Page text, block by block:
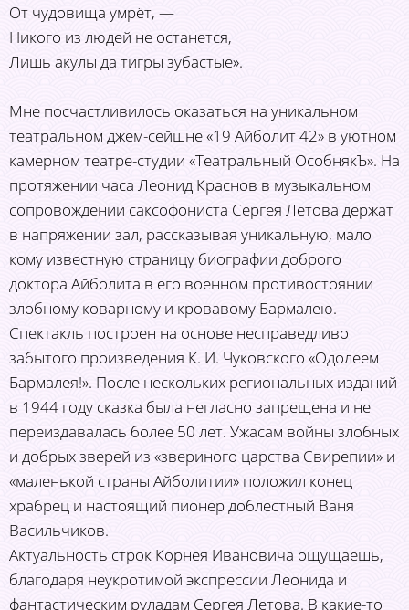
От чудовища умрёт, —
Никого из людей не останется,
Лишь акулы да тигры зубастые».
Мне посчастливилось оказаться на уникальном
театральном джем-сейшне «19 Айболит 42» в уютном
камерном театре-студии «Театральный ОсобнякЪ». На
протяжении часа Леонид Краснов в музыкальном
сопровождении саксофониста Сергея Летова держат
в напряжении зал, рассказывая уникальную, мало
кому известную страницу биографии доброго
доктора Айболита в его военном противостоянии
злобному коварному и кровавому Бармалею.
Спектакль построен на основе несправедливо
забытого произведения К. И. Чуковского «Одолеем
Бармалея!». После нескольких региональных изданий
в 1944 году сказка была негласно запрещена и не
переиздавалась более 50 лет. Ужасам войны злобных
и добрых зверей из «звериного царства Свирепии» и
«маленькой страны Айболитии» положил конец
храбрец и настоящий пионер доблестный Ваня
Васильчиков.
Актуальность строк Корнея Ивановича ощущаешь,
благодаря неукротимой экспрессии Леонида и
фантастическим руладам Сергея Летова. В какие-то